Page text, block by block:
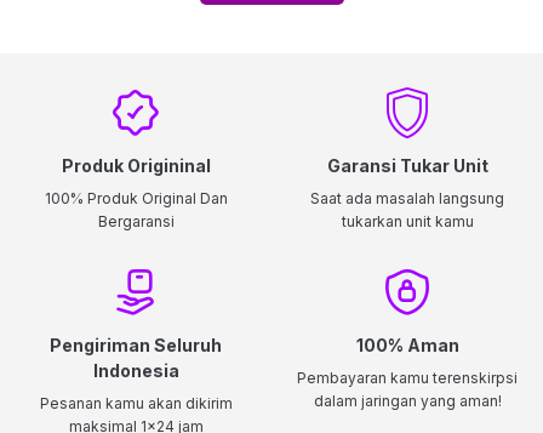
Produk Origininal
100% Produk Original Dan
Bergaransi
Garansi Tukar Unit
Saat ada masalah langsung
tukarkan unit kamu
Pengiriman Seluruh
Indonesia
Pesanan kamu akan dikirim
maksimal 1x24 jam
100% Aman
Pembayaran kamu terenskirpsi
dalam jaringan yang aman!